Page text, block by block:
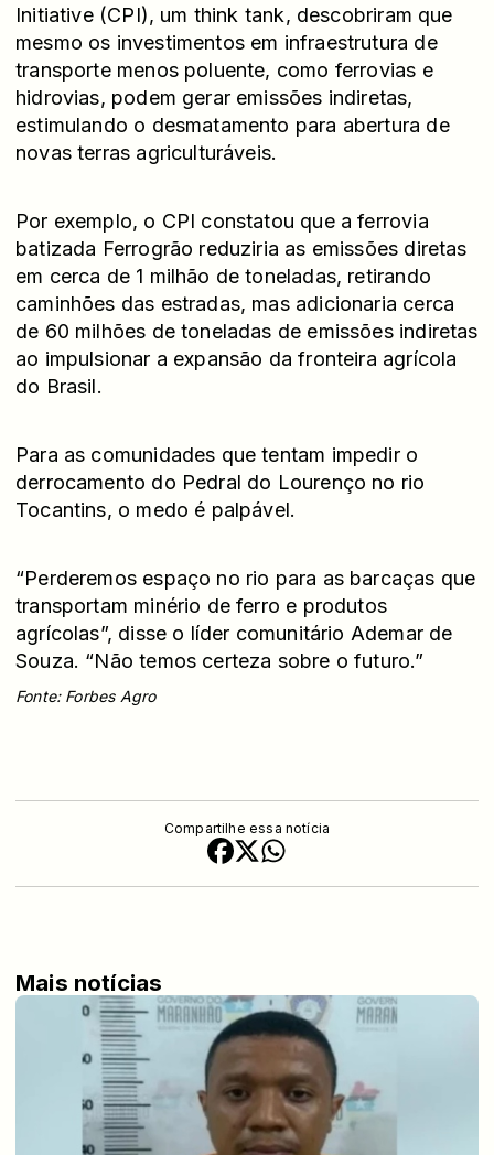
Initiative (CPI), um think tank, descobriram que
mesmo os investimentos em infraestrutura de
transporte menos poluente, como ferrovias e
hidrovias, podem gerar emissões indiretas,
estimulando o desmatamento para abertura de
novas terras agriculturáveis.
Por exemplo, o CPI constatou que a ferrovia
batizada Ferrogrão reduziria as emissões diretas
em cerca de 1 milhão de toneladas, retirando
caminhões das estradas, mas adicionaria cerca
de 60 milhões de toneladas de emissões indiretas
ao impulsionar a expansão da fronteira agrícola
do Brasil.
Para as comunidades que tentam impedir o
derrocamento do Pedral do Lourenço no rio
Tocantins, o medo é palpável.
“Perderemos espaço no rio para as barcaças que
transportam minério de ferro e produtos
agrícolas”, disse o líder comunitário Ademar de
Souza. “Não temos certeza sobre o futuro.”
Fonte: Forbes Agro
Compartilhe essa notícia
Mais notícias